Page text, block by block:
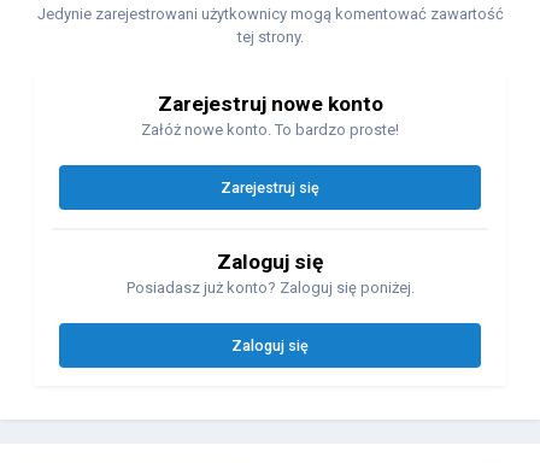
Jedynie zarejestrowani użytkownicy mogą komentować zawartość
tej strony.
Zarejestruj nowe konto
Załóż nowe konto. To bardzo proste!
Zarejestruj się
Zaloguj się
Posiadasz już konto? Zaloguj się poniżej.
Zaloguj się